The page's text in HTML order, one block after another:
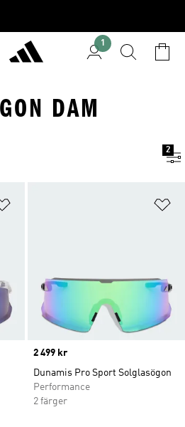
1
DAM
2
Price
2 499 kr
Dunamis Pro Sport Solglasögon
Performance
2 färger